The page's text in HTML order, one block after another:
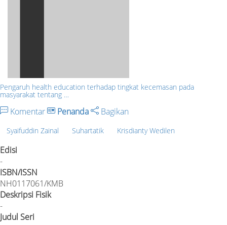
Pengaruh health education terhadap tingkat kecemasan pada
masyarakat tentang …
Komentar Penanda Bagikan
Syaifuddin Zainal Suhartatik Krisdianty Wedilen
Edisi
-
ISBN/ISSN
NH0117061/KMB
Deskripsi Fisik
-
Judul Seri